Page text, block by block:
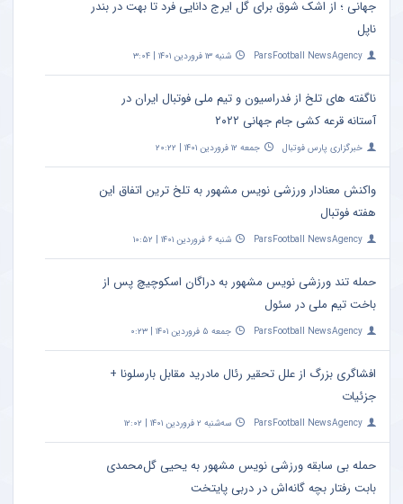
جهانی ؛ از اشک شوق برای گل ایرج دانایی فرد تا بهت در بندر
ناپل
ParsFootball NewsAgency شنبه ۱۳ فروردین ۱۴۰۱ | ۳:۰۴
ناگفته های تلخ از فدراسیون و تیم ملی فوتبال ایران در
آستانه قرعه کشی جام جهانی ۲۰۲۲
خبرگزاری پارس فوتبال جمعه ۱۲ فروردین ۱۴۰۱ | ۲۰:۲۲
واکنش معنادار ورزشی نویس مشهور به تلخ ترین اتفاق این
هفته فوتبال
ParsFootball NewsAgency شنبه ۶ فروردین ۱۴۰۱ | ۱۰:۵۲
حمله تند ورزشی نویس مشهور به دراگان اسکوچیچ پس از
باخت تیم ملی در سئول
ParsFootball NewsAgency جمعه ۵ فروردین ۱۴۰۱ | ۰:۲۳
افشاگری بزرگ از علل تحقیر رئال مادرید مقابل بارسلونا +
جزئیات
ParsFootball NewsAgency سه‌شنبه ۲ فروردین ۱۴۰۱ | ۱۲:۰۲
حمله بی سابقه ورزشی نویس مشهور به یحیی گل‌محمدی
بابت رفتار بچه گانه‌اش در دربی پایتخت